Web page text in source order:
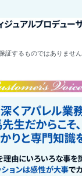
証するものではありません